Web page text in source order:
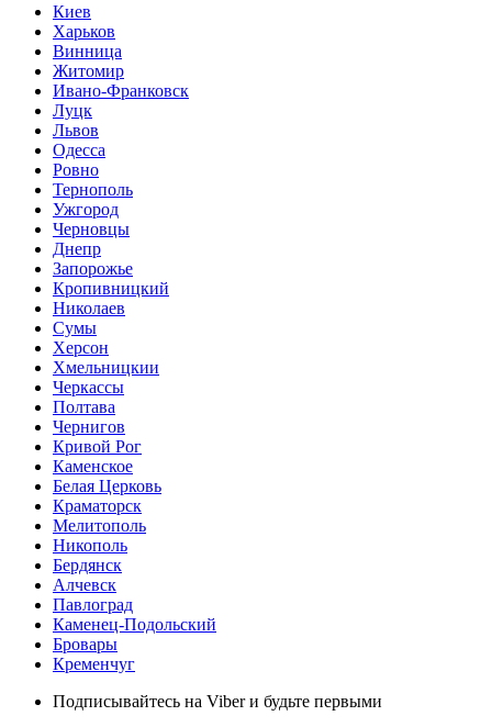
Киев
Харьков
Винница
Житомир
Ивано-Франковск
Луцк
Львов
Одесса
Ровно
Тернополь
Ужгород
Черновцы
Днепр
Запорожье
Кропивницкий
Николаев
Сумы
Херсон
Хмельницкии
Черкассы
Полтава
Чернигов
Кривой Рог
Каменское
Белая Церковь
Краматорск
Мелитополь
Никополь
Бердянск
Алчевск
Павлоград
Каменец-Подольский
Бровары
Кременчуг
Подписывайтесь на Viber и будьте первыми